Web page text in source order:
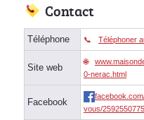
Contact
Téléphone Téléphoner
Site web
0-nerac.html
Facebook
vous/